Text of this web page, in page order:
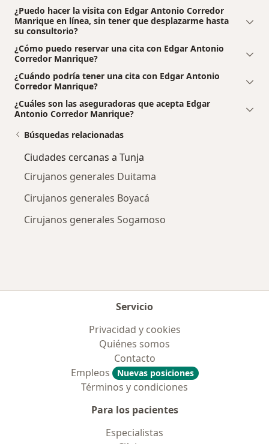
¿Puedo hacer la visita con Edgar Antonio Corredor
Manrique en línea, sin tener que desplazarme hasta
su consultorio?
¿Cómo puedo reservar una cita con Edgar Antonio
Corredor Manrique?
¿Cuándo podría tener una cita con Edgar Antonio
Corredor Manrique?
¿Cuáles son las aseguradoras que acepta Edgar
Antonio Corredor Manrique?
Búsquedas relacionadas
Ciudades cercanas a Tunja
Cirujanos generales Duitama
Cirujanos generales Boyacá
Cirujanos generales Sogamoso
Servicio
Privacidad y cookies
Quiénes somos
Contacto
Empleos
Nuevas posiciones
Términos y condiciones
Para los pacientes
Especialistas